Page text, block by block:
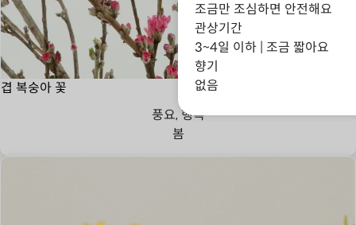
겹 복숭아 꽃
풍요, 행복
봄
매혹
조금만 조심하면 안전해요
관상기간
3~4일 이하 | 조금 짧아요
향기
없음